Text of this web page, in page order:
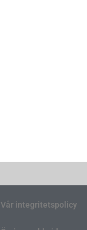
Vår integritetspolicy